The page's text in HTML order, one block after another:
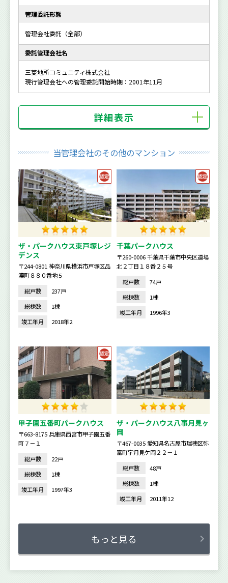
管理委託形態
管理会社委託（全部）
委託管理会社名
三菱地所コミュニティ株式会社
現行管理会社への管理委託開始時期：2001年11月
詳細表示
当管理会社のその他のマンション
ザ・パークハウス東戸塚レジ
デンス
〒244-0801 神奈川県横浜市戸塚区品
濃町８８０番地５
総戸数
237戸
総棟数
1棟
竣工年月
2018年2
千葉パークハウス
〒260-0006 千葉県千葉市中央区道場
北２丁目１８番２５号
総戸数
74戸
総棟数
1棟
竣工年月
1996年3
甲子園五番町パークハウス
〒663-8175 兵庫県西宮市甲子園五番
町７－１
総戸数
22戸
総棟数
1棟
竣工年月
1997年3
ザ・パークハウス八事月見ヶ
岡
〒467-0035 愛知県名古屋市瑞穂区弥
富町字月見ケ岡２２－１
総戸数
48戸
総棟数
1棟
竣工年月
2011年12
もっと見る